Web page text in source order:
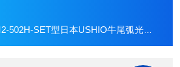
SET型日本USHIO牛尾弧光光源光学模块大量现货